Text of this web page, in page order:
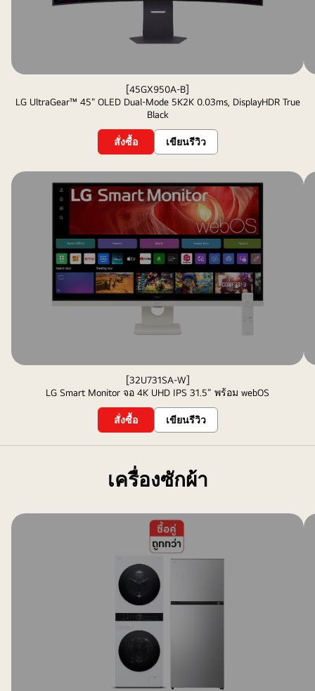
[45GX950A-B]
LG UltraGear™ 45" OLED Dual-Mode 5K2K 0.03ms, DisplayHDR True
Black
สั่งซื้อ เขียนรีวิว
[32U731SA-W]
LG Smart Monitor จอ 4K UHD IPS 31.5” พร้อม webOS
สั่งซื้อ เขียนรีวิว
เครื่องซักผ้า